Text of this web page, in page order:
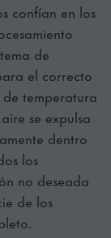
confían en los
de
el correcto
temperatura
se expulsa
dentro
los
no deseada
de los